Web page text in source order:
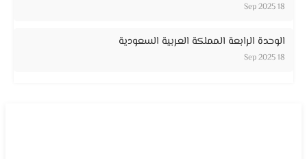
18 Sep 2025
الوحدة الرابعة المملكة العربية السعودية
18 Sep 2025